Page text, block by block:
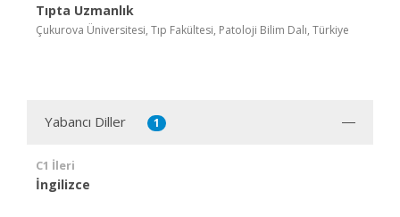
Tıpta Uzmanlık
Çukurova Üniversitesi, Tıp Fakültesi, Patoloji Bilim Dalı, Türkiye
Yabancı Diller 1
C1 İleri
İngilizce